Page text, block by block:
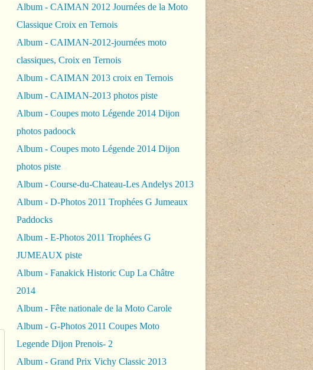
Album - CAIMAN 2012 Journées de la Moto
Classique Croix en Ternois
Album - CAIMAN-2012-journées moto
classiques, Croix en Ternois
Album - CAIMAN 2013 croix en Ternois
Album - CAIMAN-2013 photos piste
Album - Coupes moto Légende 2014 Dijon
photos padoock
Album - Coupes moto Légende 2014 Dijon
photos piste
Album - Course-du-Chateau-Les Andelys 2013
Album - D-Photos 2011 Trophées G Jumeaux
Paddocks
Album - E-Photos 2011 Trophées G
JUMEAUX piste
Album - Fanakick Historic Cup La Châtre
2014
Album - Fête nationale de la Moto Carole
Album - G-Photos 2011 Coupes Moto
Legende Dijon Prenois- 2
Album - Grand Prix Vichy Classic 2013